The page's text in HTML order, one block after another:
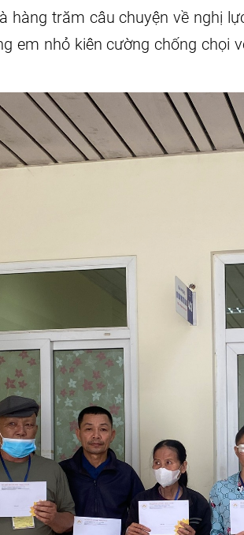
hàng trăm câu chuyện về nghị
em nhỏ kiên cường chống